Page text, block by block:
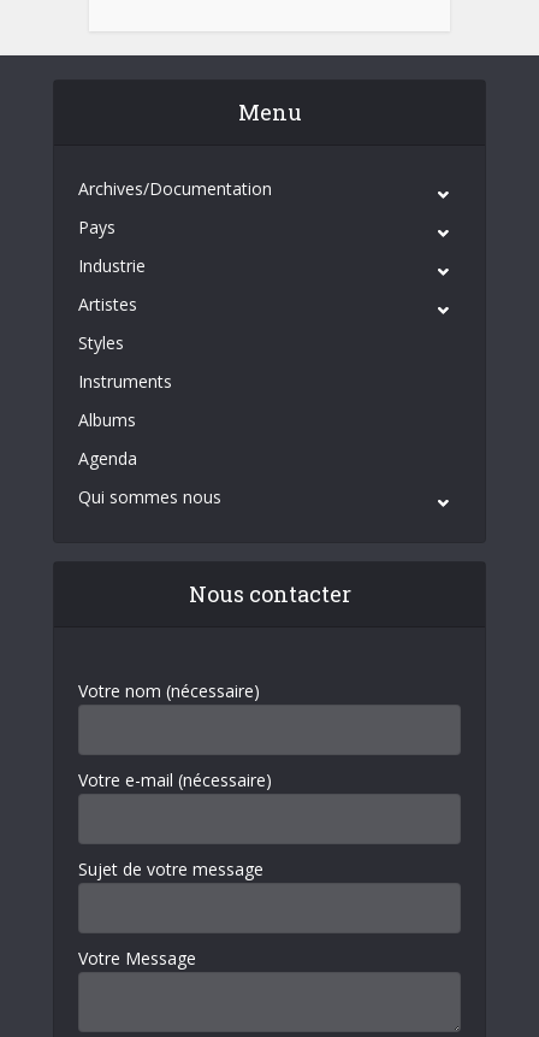
Menu
Archives/Documentation
Pays
Industrie
Artistes
Styles
Instruments
Albums
Agenda
Qui sommes nous
Nous contacter
Votre nom (nécessaire)
Votre e-mail (nécessaire)
Sujet de votre message
Votre Message